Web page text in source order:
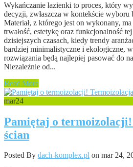
Wykańczanie łazienki to proces, który
decyzji, zwłaszcza w kontekście wyboru
Materiał, z którego jest on wykonany,
trwałość, estetykę oraz funkcjonalność
dzisiejszych czasach, kiedy trendy
bardziej minimalistyczne i ekologiczne,
rozwiązania będą najlepiej pasować do
Niezależnie od...
Read More
mar24
Pamiętaj o
ścian
Posted By dach-komplex.pl on mar 24,